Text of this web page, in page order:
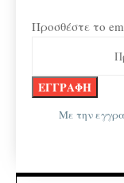
Προσθέστε το
Με την